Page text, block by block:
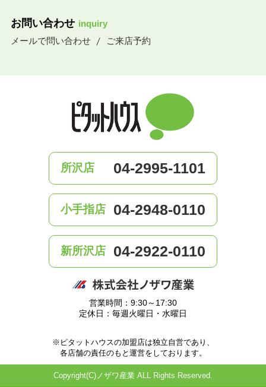
お問い合わせ inquiry
メールで問い合わせ
ご来店予約
所沢店 04-2995-1101
小手指店 04-2948-0110
新所沢店 04-2922-0110
営業時間：9:30～17:30
定休日：毎週火曜日・水曜日
※ピタットハウスの加盟店は独立自営であり、
各店舗の責任のもと運営をしております。
Copyright(C)ノザワ産業 ALL Rights Reserved.